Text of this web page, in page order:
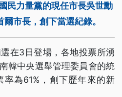
民力量黨的現任市長吳世勳
爾市長，創下當選紀錄。
在3日登場，各地投票所湧
韓中央選舉管理委員會的統
為61%，創下歷年來的新